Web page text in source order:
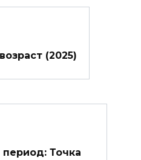
(2025)
Точка